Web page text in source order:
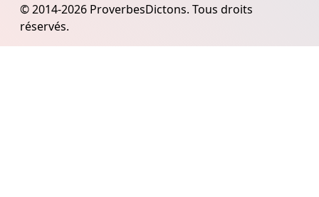
© 2014-2026 ProverbesDictons. Tous droits
réservés.